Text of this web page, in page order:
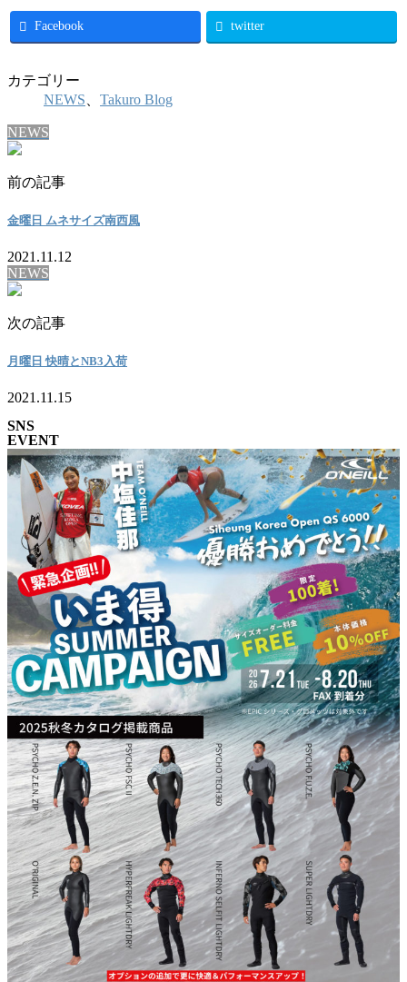
Facebook twitter
カテゴリー
NEWS
Takuro Blog
NEWS
前の記事
金曜日 ムネサイズ南西風
2021.11.12
NEWS
次の記事
月曜日 快晴とNB3入荷
2021.11.15
SNS
EVENT